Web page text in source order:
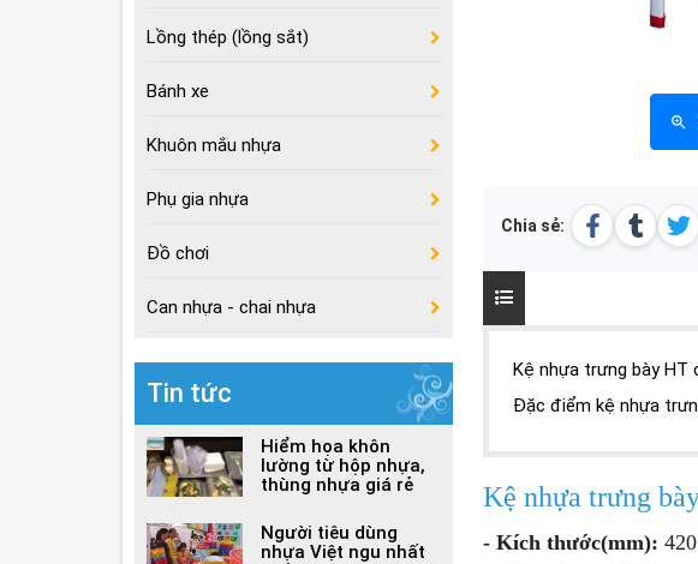
Chia sẻ:
Kệ nhựa trưng bày HT
Đặc điểm kệ nhựa
Kệ nhựa trưng
- Kích thước(mm):
Lồng thép (lồng sắt)
Bánh xe
Khuôn mắu nhựa
Phụ gia nhựa
Đồ chơi
Can nhựa - chai nhựa
Tin tức
Hiểm họa khôn
lường từ hộp nhựa,
thùng nhựa giá rẻ
Người tiêu dùng
nhựa Việt ngu nhất